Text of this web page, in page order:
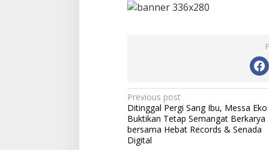
P
o
s
Previous post
Ditinggal Pergi Sang Ibu, Messa Eko
Buktikan Tetap Semangat Berkarya
bersama Hebat Records & Senada
Digital